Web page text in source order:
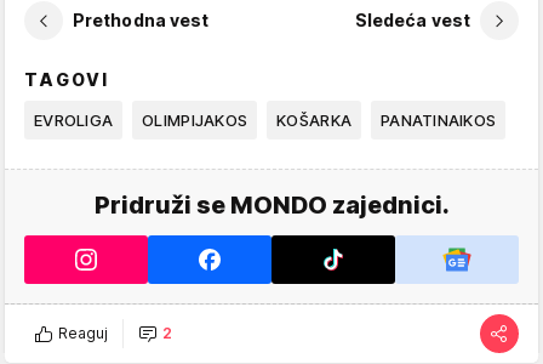
Prethodna vest Sledeća vest
TAGOVI
EVROLIGA OLIMPIJAKOS KOŠARKA PANATINAIKOS
Pridruži se MONDO zajednici.
Reaguj 2